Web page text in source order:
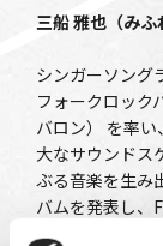
三船 雅也（みふ
シンガーソング
フォークロック
バロン） を率
大なサウンドス
ぶる音楽を生み
バムを発表し、
スにも多数出演。